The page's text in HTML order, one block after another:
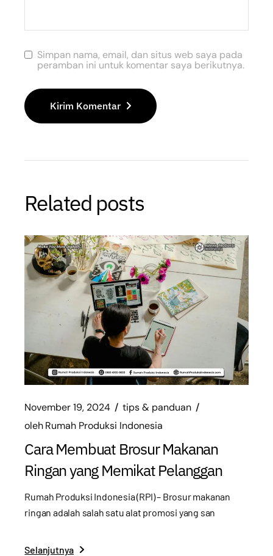
Simpan nama, email, dan situs web saya pada
peramban ini untuk komentar saya berikutnya.
Kirim Komentar
Related posts
November 19, 2024
tips & panduan
olehRumah Produksi Indonesia
Cara Membuat Brosur Makanan
Ringan yang Memikat Pelanggan
Rumah Produksi Indonesia (RPI) – Brosur makanan
ringan adalah salah satu alat promosi yang san
Selanjutnya